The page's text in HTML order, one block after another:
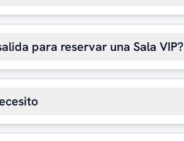
para reservar una Sala VIP?